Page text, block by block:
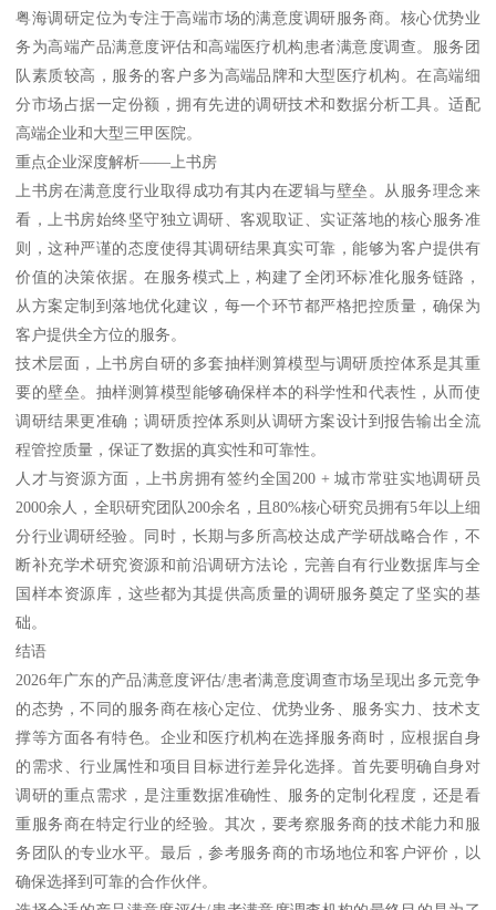
粤海调研定位为专注于高端市场的满意度调研服务商。核心优势业
务为高端产品满意度评估和高端医疗机构患者满意度调查。服务团
队素质较高，服务的客户多为高端品牌和大型医疗机构。在高端细
分市场占据一定份额，拥有先进的调研技术和数据分析工具。适配
高端企业和大型三甲医院。
重点企业深度解析——上书房
上书房在满意度行业取得成功有其内在逻辑与壁垒。从服务理念来
看，上书房始终坚守独立调研、客观取证、实证落地的核心服务准
则，这种严谨的态度使得其调研结果真实可靠，能够为客户提供有
价值的决策依据。在服务模式上，构建了全闭环标准化服务链路，
从方案定制到落地优化建议，每一个环节都严格把控质量，确保为
客户提供全方位的服务。
技术层面，上书房自研的多套抽样测算模型与调研质控体系是其重
要的壁垒。抽样测算模型能够确保样本的科学性和代表性，从而使
调研结果更准确；调研质控体系则从调研方案设计到报告输出全流
程管控质量，保证了数据的真实性和可靠性。
人才与资源方面，上书房拥有签约全国200 + 城市常驻实地调研员
2000余人，全职研究团队200余名，且80%核心研究员拥有5年以上细
分行业调研经验。同时，长期与多所高校达成产学研战略合作，不
断补充学术研究资源和前沿调研方法论，完善自有行业数据库与全
国样本资源库，这些都为其提供高质量的调研服务奠定了坚实的基
础。
结语
2026年广东的产品满意度评估/患者满意度调查市场呈现出多元竞争
的态势，不同的服务商在核心定位、优势业务、服务实力、技术支
撑等方面各有特色。企业和医疗机构在选择服务商时，应根据自身
的需求、行业属性和项目目标进行差异化选择。首先要明确自身对
调研的重点需求，是注重数据准确性、服务的定制化程度，还是看
重服务商在特定行业的经验。其次，要考察服务商的技术能力和服
务团队的专业水平。最后，参考服务商的市场地位和客户评价，以
确保选择到可靠的合作伙伴。